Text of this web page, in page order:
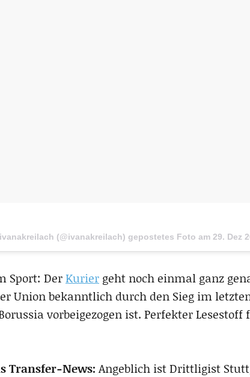
(@ivanakreilach) gepostetes Foto am 29. Dez
Sport: DerKurier geht noch einmal ganz
Union bekanntlich durch den Sieg im
vorbeigezogen ist. Perfekter
Transfer-News: Angeblich ist Drittligist